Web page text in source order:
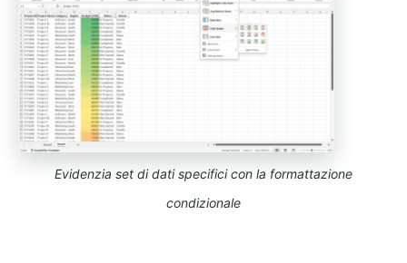
Evidenzia set di dati specifici con la formattazione
condizionale